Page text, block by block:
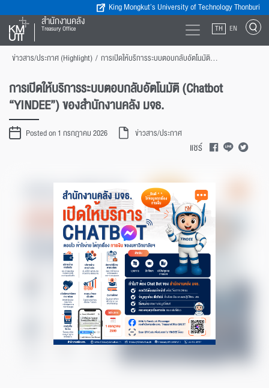
King Mongkut’s University of Technology Thonburi
สำนักงานคลัง
Treasury Office TH EN
ข่าวสาร/ประกาศ (Highlight) / การเปิดให้บริการระบบตอบกลับอัตโนมัติ (Chatbot “YINDEE”) ของสำนักงานคลัง มจธ.
การเปิดให้บริการระบบตอบกลับอัตโนมัติ (Chatbot
“YINDEE”) ของสำนักงานคลัง มจธ.
Posted on 1 กรกฎาคม 2026 ข่าวสาร/ประกาศ
แชร์